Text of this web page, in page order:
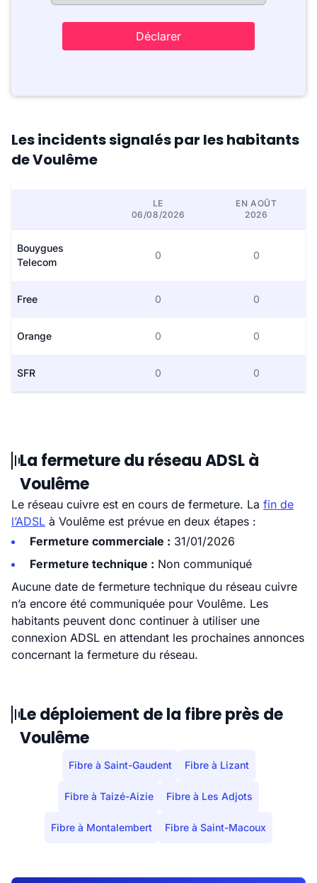
Déclarer
Les incidents signalés par les habitants
de Voulême
LE
06/08/2026
EN AOÛT
2026
Bouygues
Telecom
0 0
Free 0 0
Orange 0 0
SFR 0 0
La fermeture du réseau ADSL à
Voulême
Le réseau cuivre est en cours de fermeture. La fin de
l’ADSL à Voulême est prévue en deux étapes :
Fermeture commerciale : 31/01/2026
Fermeture technique : Non communiqué
Aucune date de fermeture technique du réseau cuivre
n’a encore été communiquée pour Voulême. Les
habitants peuvent donc continuer à utiliser une
connexion ADSL en attendant les prochaines annonces
concernant la fermeture du réseau.
Le déploiement de la fibre près de
Voulême
Fibre à Saint-Gaudent Fibre à Lizant
Fibre à Taizé-Aizie Fibre à Les Adjots
Fibre à Montalembert Fibre à Saint-Macoux